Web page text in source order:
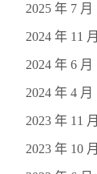
2025 年 7 月
2024 年 11 月
2024 年 6 月
2024 年 4 月
2023 年 11 月
2023 年 10 月